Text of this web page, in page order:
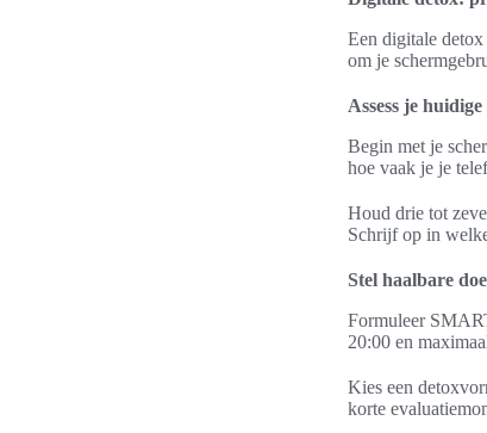
Een digitale
om je
Assess je
Begin met je
hoe vaak je je
Houd drie tot
Schrijf op in
Stel haalbare
Formuleer
20:00 en
Kies een
korte